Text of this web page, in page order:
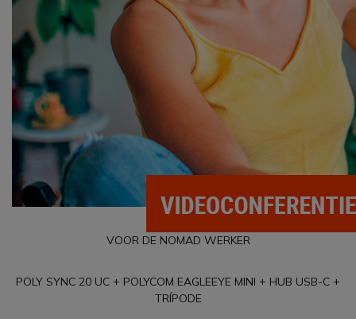
VOOR DE NOMAD WERKER
POLY SYNC 20 UC + POLYCOM EAGLEEYE MINI + HUB USB-C +
TRÍPODE